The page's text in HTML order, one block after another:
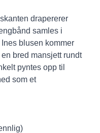
drapererer
samles i
blusen kommer
bred mansjett rundt
pyntes opp til
som et